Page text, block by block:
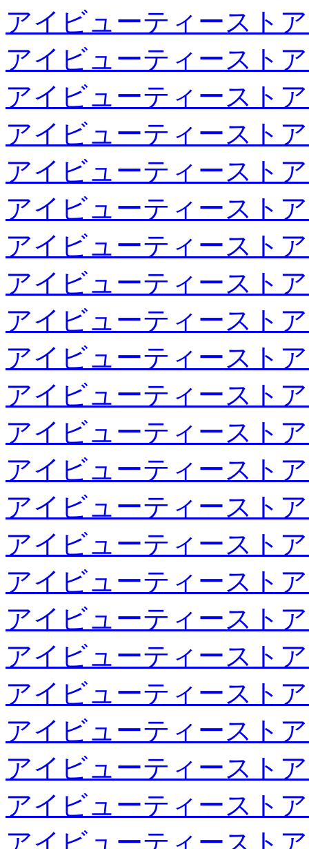
アイビューティースト
アイビューティースト
アイビューティースト
アイビューティースト
アイビューティースト
アイビューティースト
アイビューティースト
アイビューティースト
アイビューティースト
アイビューティースト
アイビューティースト
アイビューティースト
アイビューティースト
アイビューティースト
アイビューティースト
アイビューティースト
アイビューティースト
アイビューティースト
アイビューティースト
アイビューティースト
アイビューティースト
アイビューティースト
アイビューティースト